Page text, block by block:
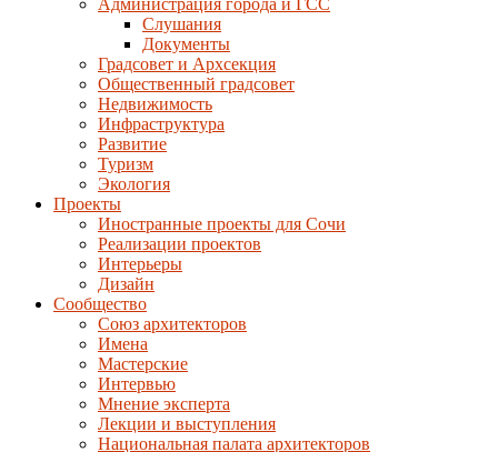
Администрация города и ГСС
Слушания
Документы
Градсовет и Архсекция
Общественный градсовет
Недвижимость
Инфраструктура
Развитие
Туризм
Экология
Проекты
Иностранные проекты для Сочи
Реализации проектов
Интерьеры
Дизайн
Сообщество
Союз архитекторов
Имена
Мастерские
Интервью
Мнение эксперта
Лекции и выступления
Национальная палата архитекторов